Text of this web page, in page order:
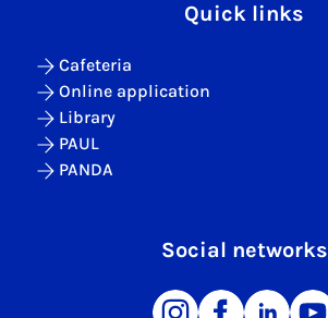
Quick links
Cafeteria
Online application
Library
PAUL
PANDA
Social networks